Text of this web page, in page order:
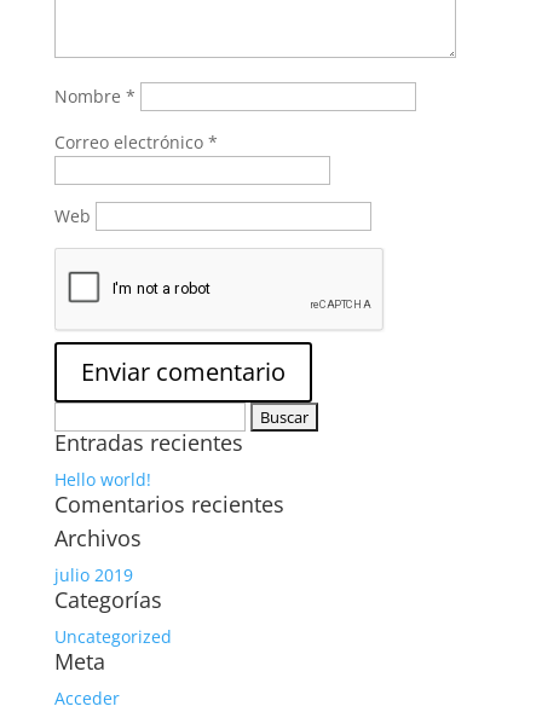
Nombre *
Correo electrónico *
Web
Entradas recientes
Hello world!
Comentarios recientes
Archivos
julio 2019
Categorías
Uncategorized
Meta
Acceder